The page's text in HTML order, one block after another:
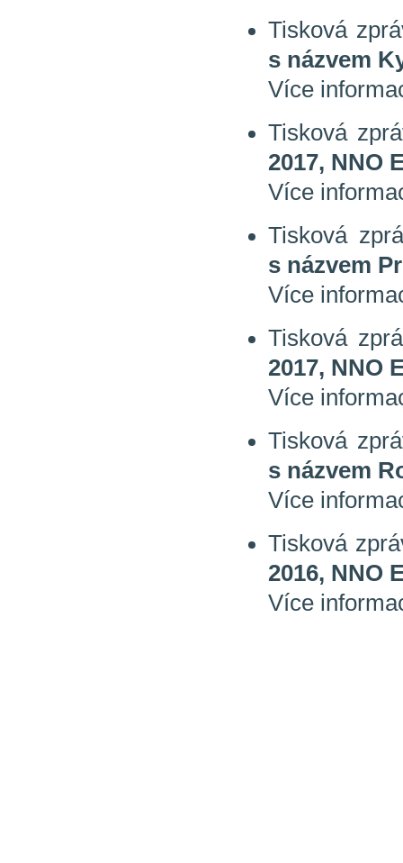
Tisková
s názvem
Více
Tisková
2017, NNO
Více
Tisková
s názvem
Více
Tisková
2017, NNO
Více
Tisková
s názvem
Více
Tisková
2016, NNO
Více